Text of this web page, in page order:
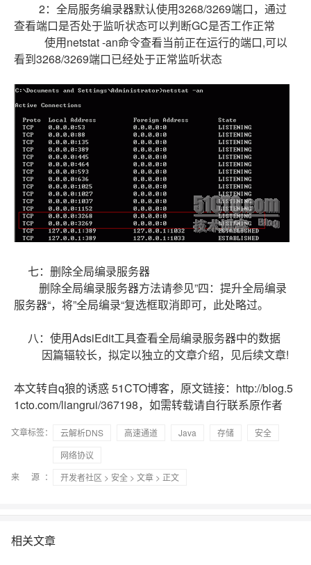
2：全局服务编录器默认使用3268/3269端口，通过
查看端口是否处于监听状态可以判断GC是否工作正常
使用netstat -an命令查看当前正在运行的端口,可以
看到3268/3269端口已经处于正常监听状态
七：删除全局编录服务器
删除全局编录服务器方法请参见”四：提升全局编录
服务器“，将”全局编录“复选框取消即可，此处略过。
八：使用AdsiEdit工具查看全局编录服务器中的数据
因篇辐较长，拟定以独立的文章介绍，见后续文章!
本文转自q狼的诱惑 51CTO博客，原文链接：http://blog.5
1cto.com/liangrui/367198，如需转载请自行联系原作者
文章标签： 云解析DNS 高速通道 Java 存储
安全
网络协议
来 源：
开发者社区 > 安全 > 文章 > 正文
相关文章